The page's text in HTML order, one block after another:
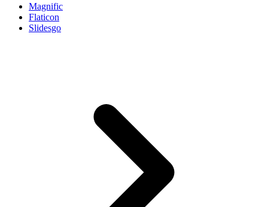
Magnific
Flaticon
Slidesgo